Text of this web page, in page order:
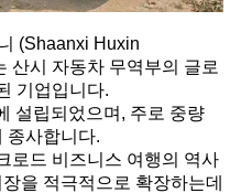
(Shaanxi Huxin
산시 자동차 무역부의 글로
기업입니다.
설립되었으며, 주로 중량
종사합니다.
로드 비즈니스 여행의 역사
을 적극적으로 확장하는데